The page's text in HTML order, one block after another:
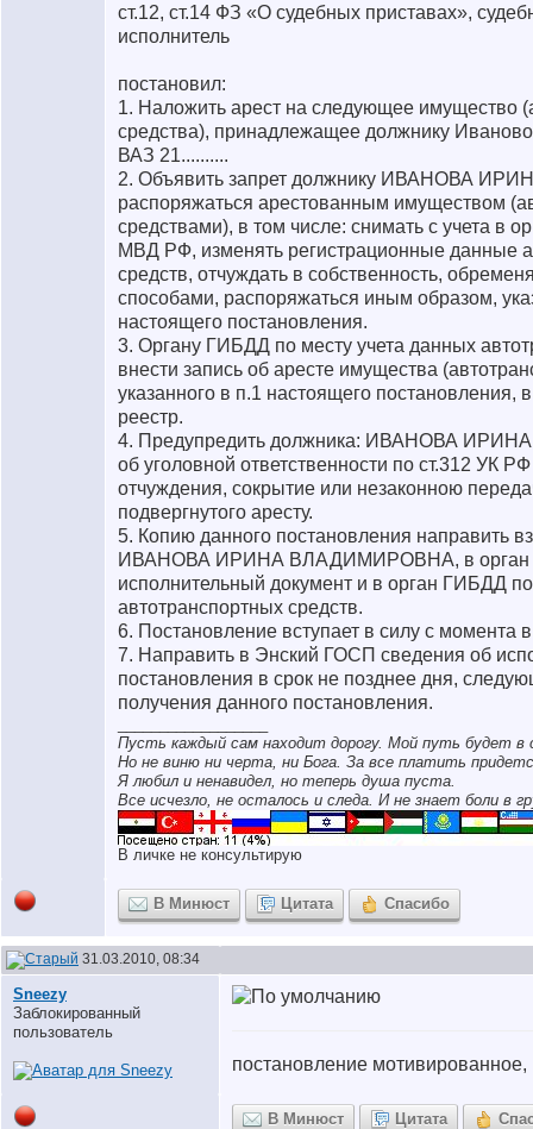
ст.12, ст.14 ФЗ «О судебных приставах»,
исполнитель
постановил:
1. Наложить арест на следующее имущество
средства), принадлежащее должнику
ВАЗ 21..........
2. Объявить запрет должнику ИВАНОВА
распоряжаться арестованным имуществом
средствами), в том числе: снимать с учета в
МВД РФ, изменять регистрационные данные
средств, отчуждать в собственность,
способами, распоряжаться иным образом,
настоящего постановления.
3. Органу ГИБДД по месту учета данных
внести запись об аресте имущества
указанного в п.1 настоящего постановления,
реестр.
4. Предупредить должника: ИВАНОВА
об уголовной ответственности по ст.312 УК РФ
отчуждения, сокрытие или незаконною
подвергнутого аресту.
5. Копию данного постановления направить
ИВАНОВА ИРИНА ВЛАДИМИРОВНА, в орган
исполнительный документ и в орган ГИБДД
автотранспортных средств.
6. Постановление вступает в силу с момента
7. Направить в Энский ГОСП сведения об
постановления в срок не позднее дня,
получения данного постановления.
Пусть каждый сам находит дорогу. Мой путь будет в
Но не виню ни черта, ни Бога. За все платить
Я любил и ненавидел, но теперь душа пуста.
Все исчезло, не осталось и следа. И не знает боли в
В личке не консультирую
В Минюст Цитата Спасибо
31.03.2010, 08:34
Sneezy
Заблокированный
пользователь
постановление мотивированное,
В Минюст Цитата